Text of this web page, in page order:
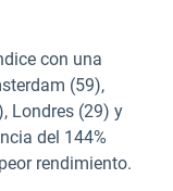
con una
(59),
Londres (29) y
del 144%
rendimiento.